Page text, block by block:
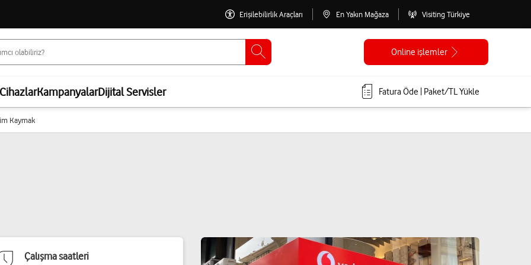
Erişilebilirlik Araçları En Yakın Mağaza Visiting Türkiye
Online işlemler
KampanyalarDijital Servisler Fatura Öde | Paket/TL Yükle
Kaymak
Çalışma saatleri